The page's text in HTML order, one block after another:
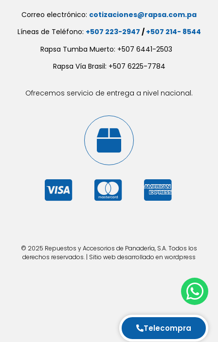
Correo electrónico: cotizaciones@rapsa.com.pa
Líneas de Teléfono: +507 223-2947 / +507 214- 8544
Rapsa Tumba Muerto: +507 6441-2503
Rapsa Vía Brasil: +507 6225-7784
Ofrecemos servicio de entrega a nivel nacional.
© 2025 Repuestos y Accesorios de Panadería, S.A. Todos los
derechos reservados. | Sitio web desarrollado en wordpress
Telecompra